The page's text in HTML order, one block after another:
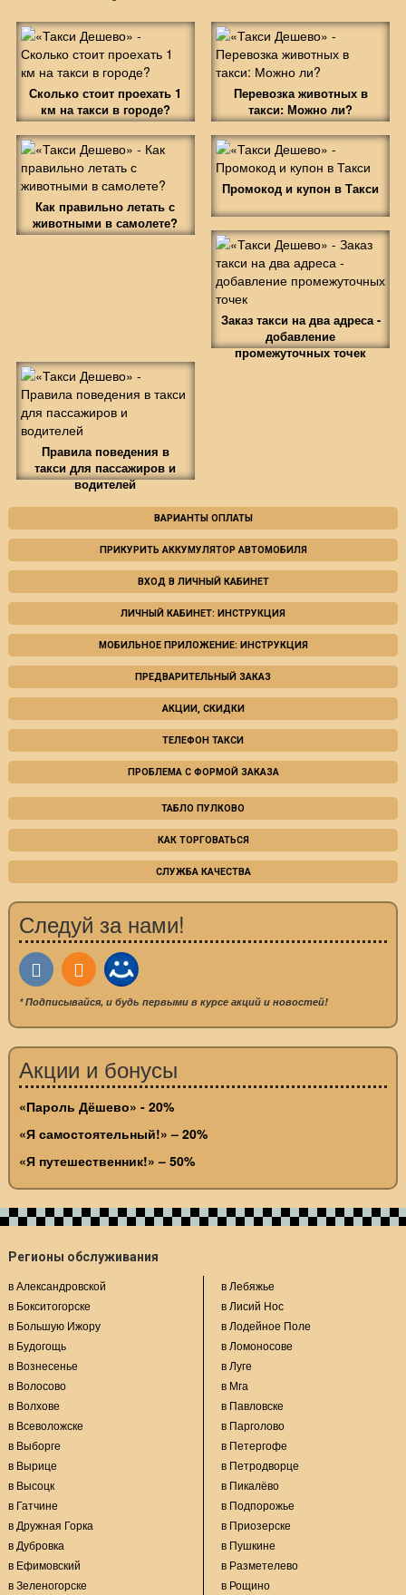
Сколько стоит проехать 1
км на такси в городе?
Перевозка животных в
такси: Можно ли?
Как правильно летать с
животными в самолете?
Промокод и купон в Такси
Заказ такси на два адреса -
добавление
промежуточных точек
Правила поведения в
такси для пассажиров и
водителей
ВАРИАНТЫ ОПЛАТЫ
ПРИКУРИТЬ АККУМУЛЯТОР АВТОМОБИЛЯ
ВХОД В ЛИЧНЫЙ КАБИНЕТ
ЛИЧНЫЙ КАБИНЕТ: ИНСТРУКЦИЯ
МОБИЛЬНОЕ ПРИЛОЖЕНИЕ: ИНСТРУКЦИЯ
ПРЕДВАРИТЕЛЬНЫЙ ЗАКАЗ
АКЦИИ, СКИДКИ
ТЕЛЕФОН ТАКСИ
ПРОБЛЕМА С ФОРМОЙ ЗАКАЗА
ТАБЛО ПУЛКОВО
КАК ТОРГОВАТЬСЯ
СЛУЖБА КАЧЕСТВА
Следуй за нами!
* Подписывайся, и будь первыми в курсе акций и новостей!
Акции и бонусы
«Пароль Дёшево» - 20%
«Я самостоятельный!» – 20%
«Я путешественник!» – 50%
Регионы обслуживания
в Александровской
в Бокситогорске
в Большую Ижору
в Будогощь
в Вознесенье
в Волосово
в Волхове
в Всеволожске
в Выборге
в Вырице
в Высоцк
в Гатчине
в Дружная Горка
в Дубровка
в Ефимовский
в Зеленогорске
в Лебяжье
в Лисий Нос
в Лодейное Поле
в Ломоносове
в Луге
в Мга
в Павловске
в Парголово
в Петергофе
в Петродворце
в Пикалёво
в Подпорожье
в Приозерске
в Пушкине
в Разметелево
в Рощино